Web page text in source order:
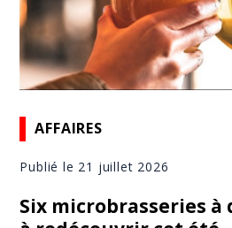
AFFAIRES
Publié le 21 juillet 2026
Six microbrasseries à